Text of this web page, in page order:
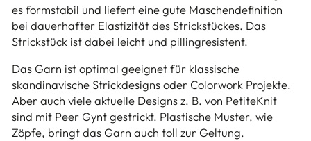
es formstabil und liefert eine gute Maschendefinition
bei dauerhafter Elastizität des Strickstückes. Das
Strickstück ist dabei leicht und pillingresistent.
Das Garn ist optimal geeignet für klassische
skandinavische Strickdesigns oder Colorwork Projekte.
Aber auch viele aktuelle Designs z. B. von PetiteKnit
sind mit Peer Gynt gestrickt. Plastische Muster, wie
Zöpfe, bringt das Garn auch toll zur Geltung.